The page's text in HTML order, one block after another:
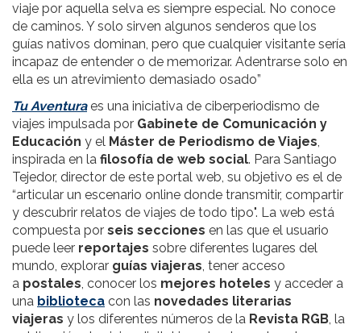
viaje por aquella selva es siempre especial. No conoce
de caminos. Y solo sirven algunos senderos que los
guías nativos dominan, pero que cualquier visitante sería
incapaz de entender o de memorizar. Adentrarse solo en
ella es un atrevimiento demasiado osado”
Tu Aventuraes una iniciativa de ciberperiodismo de
viajes impulsada por Gabinete de Comunicación y
Educación y el Máster de Periodismo de Viajes,
inspirada en la filosofía de web social. Para Santiago
Tejedor, director de este portal web, su objetivo es el de
“articular un escenario online donde transmitir, compartir
y descubrir relatos de viajes de todo tipo". La web está
compuesta por seis secciones en las que el usuario
puede leer reportajes sobre diferentes lugares del
mundo, explorar guías viajeras, tener acceso
a postales, conocer los mejores hoteles y acceder a
una biblioteca con las novedades literarias
viajeras y los diferentes números de la Revista RGB, la